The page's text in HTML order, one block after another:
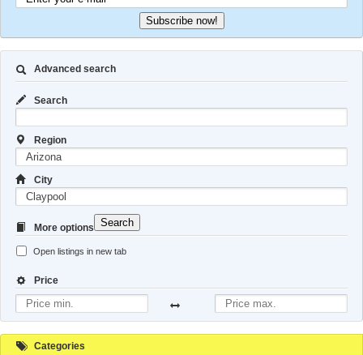
Subscribe now!
Advanced search
Search
Region
City
More options
Open listings in new tab
Price
Search
Categories